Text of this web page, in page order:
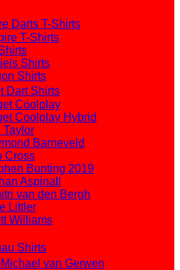
Darts T-Shirts
T-Shirts
Shirts
Shirts
Dart Shirts
Coolplay
Coolplay Hybrid
Taylor
Barneveld
Cross
Bunting 2019
Aspinall
van den Bergh
Littler
Williams
Shirts
Michael van Gerwen